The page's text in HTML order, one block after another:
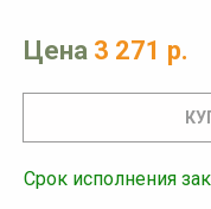
Цена 3 271 р.
Срок исполнения